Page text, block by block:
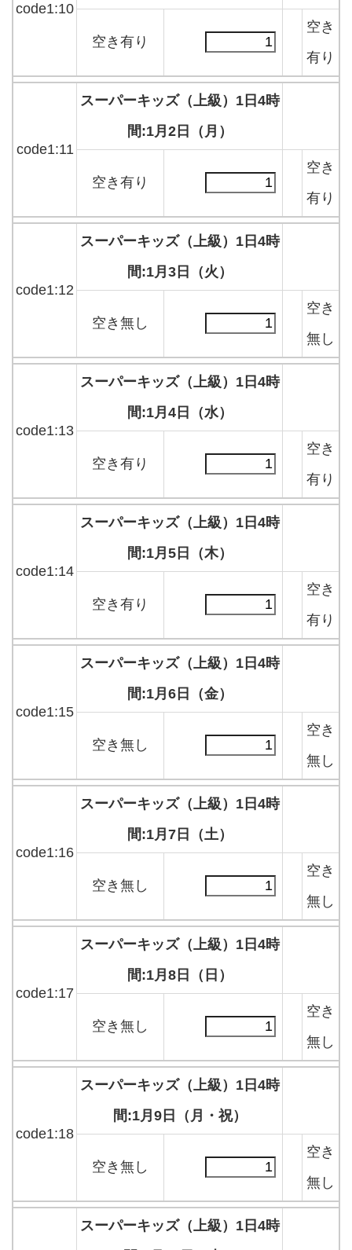
code1:10
空き有り
空き
有り
code1:11
スーパーキッズ（上級）1日4時
間:1月2日（月）
空き有り
空き
有り
code1:12
スーパーキッズ（上級）1日4時
間:1月3日（火）
空き無し
空き
無し
code1:13
スーパーキッズ（上級）1日4時
間:1月4日（水）
空き有り
空き
有り
code1:14
スーパーキッズ（上級）1日4時
間:1月5日（木）
空き有り
空き
有り
code1:15
スーパーキッズ（上級）1日4時
間:1月6日（金）
空き無し
空き
無し
code1:16
スーパーキッズ（上級）1日4時
間:1月7日（土）
空き無し
空き
無し
code1:17
スーパーキッズ（上級）1日4時
間:1月8日（日）
空き無し
空き
無し
code1:18
スーパーキッズ（上級）1日4時
間:1月9日（月・祝）
空き無し
空き
無し
スーパーキッズ（上級）1日4時